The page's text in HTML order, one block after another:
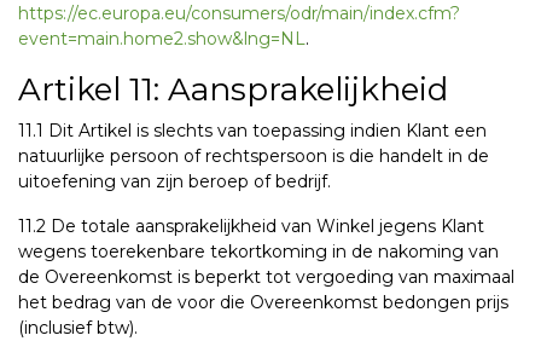
https://ec.europa.eu/consumers/odr/main/index.cfm?
event=main.home2.show&lng=NL.
Artikel 11: Aansprakelijkheid
11.1 Dit Artikel is slechts van toepassing indien Klant een
natuurlijke persoon of rechtspersoon is die handelt in de
uitoefening van zijn beroep of bedrijf.
11.2 De totale aansprakelijkheid van Winkel jegens Klant
wegens toerekenbare tekortkoming in de nakoming van
de Overeenkomst is beperkt tot vergoeding van maximaal
het bedrag van de voor die Overeenkomst bedongen prijs
(inclusief btw).